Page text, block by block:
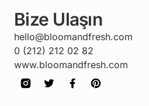
Bize Ulaşın
hello@bloomandfresh.com
0 (212) 212 02 82
www.bloomandfresh.com